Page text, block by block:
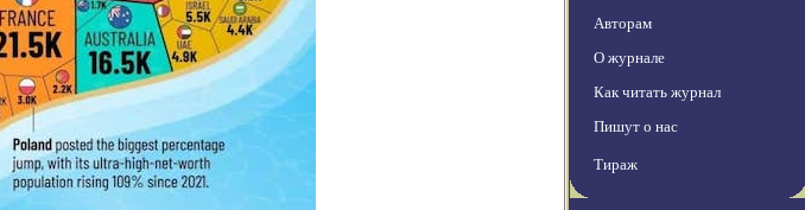
Авторам
О журнале
Как читать журнал
Пишут о нас
Тираж